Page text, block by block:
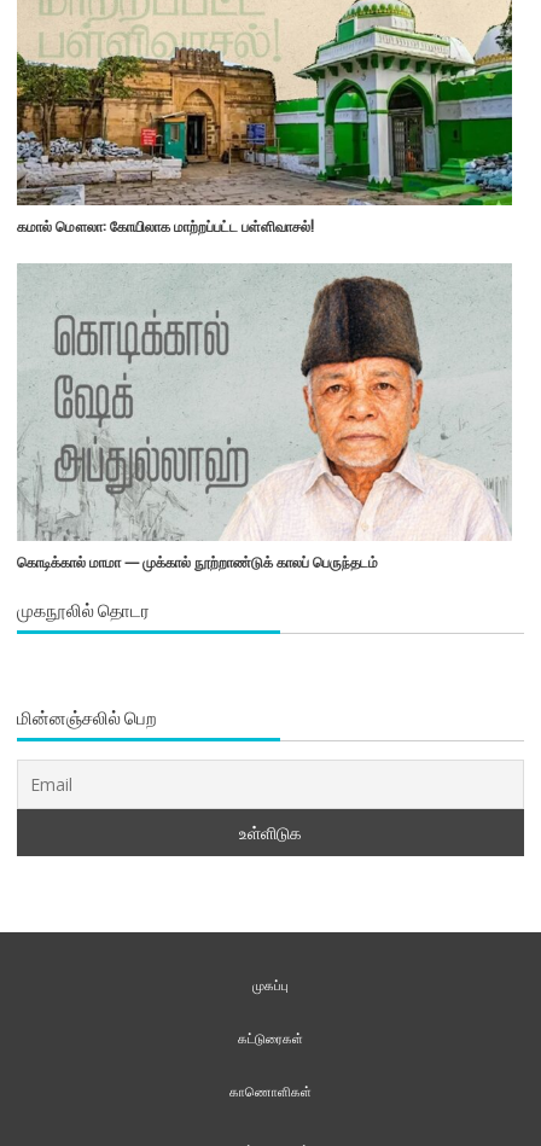
கமால் மௌலா: கோயிலாக மாற்றப்பட்ட பள்ளிவாசல்!
கொடிக்கால் மாமா — முக்கால் நூற்றாண்டுக் காலப் பெருந்தடம்
முகநூலில் தொடர
மின்னஞ்சலில் பெற
முகப்பு
கட்டுரைகள்
காணொளிகள்